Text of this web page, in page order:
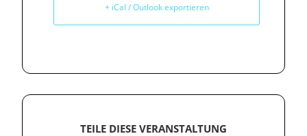
+ iCal / Outlook exportieren
TEILE DIESE VERANSTALTUNG